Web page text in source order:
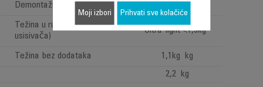
Demontažna baterija
Težina u ruci (težina ručnog
usisivača)
Ultra-light <1,3kg
Težina bez dodataka
1,1kg kg
2,2 kg
Moji izbori Prihvati sve kolačiće